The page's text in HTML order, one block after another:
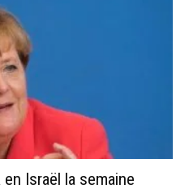
Israël la semaine